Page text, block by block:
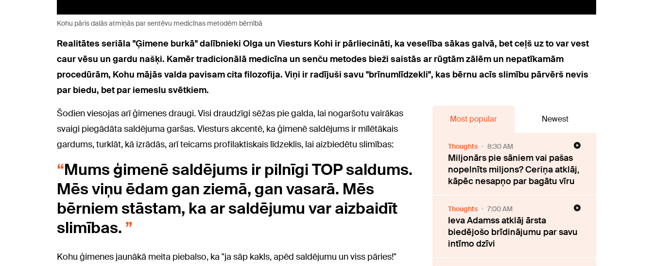
Kohu pāris dalās atmiņās par sentēvu medicīnas metodēm bērnībā
Realitātes seriāla "Ģimene burkā" dalībnieki Olga un Viesturs Kohi ir pārliecināti, ka veselība sākas galvā, bet ceļš uz to var vest
caur vēsu un gardu našķi. Kamēr tradicionālā medicīna un senču metodes bieži saistās ar rūgtām zālēm un nepatīkamām
procedūrām, Kohu mājās valda pavisam cita filozofija. Viņi ir radījuši savu "brīnumlīdzekli", kas bērnu acīs slimību pārvērš nevis
par biedu, bet par iemeslu svētkiem.
Šodien viesojas arī ģimenes draugi. Visi draudzīgi sēžas pie galda, lai nogaršotu vairākas
svaigi piegādāta saldējuma garšas. Viesturs akcentē, ka ģimenē saldējums ir mīlētākais
gardums, turklāt, kā izrādās, arī teicams profilaktiskais līdzeklis, lai aizbiedētu slimības:
Mums ģimenē saldējums ir pilnīgi TOP saldums.
Mēs viņu ēdam gan ziemā, gan vasarā. Mēs
bērniem stāstam, ka ar saldējumu var aizbaidīt
slimības.
Kohu ģimenes jaunākā meita piebalso, ka "ja sāp kakls, apēd saldējumu un viss pāries!"
Most popular Newest
Thoughts 8:30 AM
Miljonārs pie sāniem vai pašas
nopelnīts miljons? Ceriņa atklāj,
kāpēc nesapņo par bagātu vīru
Thoughts 7:00 AM
Ieva Adamss atklāj ārsta
biedējošo brīdinājumu par savu
intīmo dzīvi